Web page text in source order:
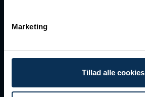
Marketing
Tillad alle cookies
EAN No 5790000423668